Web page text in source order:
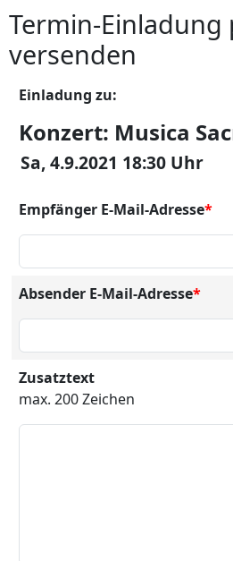
Termin-Einladung
versenden
Einladung zu:
Konzert: Musica
Sa, 4.9.2021 18:30 Uhr
Empfänger E-Mail-Adresse*
Absender E-Mail-Adresse*
Zusatztext
max. 200 Zeichen